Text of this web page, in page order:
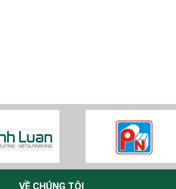
VỀ CHÚNG TÔI